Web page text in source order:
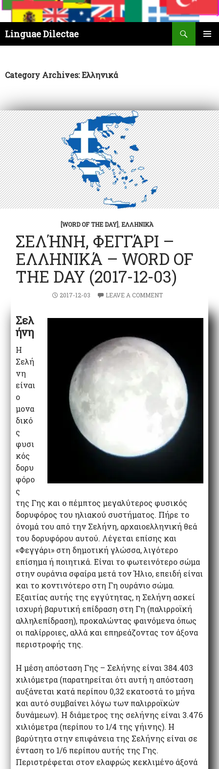
Linguae Dilectae
Search
SKIP
Category Archives: Ελληνικά
[WORD OF THE DAY],ΕΛΛΗΝΙΚΆ
ΣΕΛΉΝΗ, ΦΕΓΓΆΡΙ –
ΕΛΛΗΝΙΚΆ – WORD OF
THE DAY (2017-12-03)
2017-12-03 LEAVE A COMMENT
Σελ
ήνη
Η
Σελή
νη
είναι
ο
μονα
δικό
ς
φυσι
κός
δορυ
φόρο
ς
της Γης και ο πέμπτος μεγαλύτερος φυσικός
δορυφόρος του ηλιακού συστήματος. Πήρε το
όνομά του από την Σελήνη, αρχαιοελληνική θεά
του δορυφόρου αυτού. Λέγεται επίσης και
«Φεγγάρι» στη δημοτική γλώσσα, λιγότερο
επίσημα ή ποιητικά. Είναι το φωτεινότερο σώμα
στην ουράνια σφαίρα μετά τον Ήλιο, επειδή είναι
και το κοντινότερο στη Γη ουράνιο σώμα.
Εξαιτίας αυτής της εγγύτητας, η Σελήνη ασκεί
ισχυρή βαρυτική επίδραση στη Γη (παλιρροϊκή
αλληλεπίδραση), προκαλώντας φαινόμενα όπως
οι παλίρροιες, αλλά και επηρεάζοντας τον άξονα
περιστροφής της.
Η μέση απόσταση Γης – Σελήνης είναι 384.403
χιλιόμετρα (παρατηρείται ότι αυτή η απόσταση
αυξάνεται κατά περίπου 0,32 εκατοστά το μήνα
και αυτό συμβαίνει λόγω των παλιρροϊκών
δυνάμεων). Η διάμετρος της σελήνης είναι 3.476
χιλιόμετρα (περίπου το 1/4 της γήινης). Η
βαρύτητα στην επιφάνεια της Σελήνης είναι σε
ένταση το 1/6 περίπου αυτής της Γης.
Περιστρέφεται στον ελαφρώς κεκλιμένο άξονά